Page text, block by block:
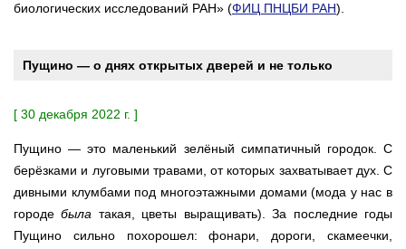
биологических исследований РАН» (ФИЦ ПНЦБИ РАН).
Пущино — о днях открытых дверей и не только
[ 30 декабря 2022 г. ]
Пущино — это маленький зелёный симпатичный городок. С
берёзками и луговыми травами, от которых захватывает дух. С
дивными клумбами под многоэтажными домами (мода у нас в
городебыла такая, цветы выращивать). За последние годы
Пущино сильно похорошел: фонари, дороги, скамеечки,